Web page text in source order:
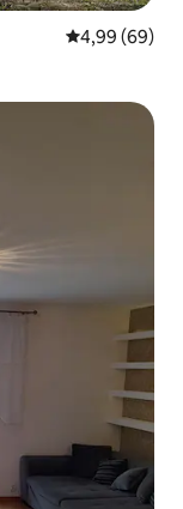
Średnia
4,99 (69)